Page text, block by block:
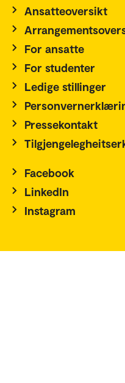
Ansatteoversikt
For ansatte
For studenter
Ledige stillinger
Pressekontakt
Facebook
LinkedIn
Instagram